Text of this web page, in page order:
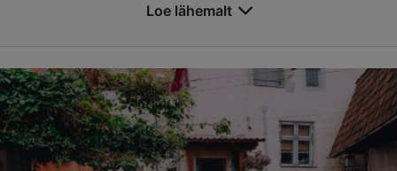
Pühavaimu tn 7, Tallinn
Vanalinn
01.01–31.12
E – L 10:00–18:00
Loe lähemalt